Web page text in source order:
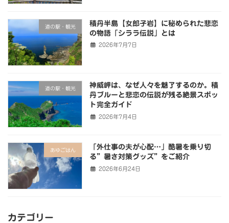
道の駅・観光
積丹半島【女郎子岩】に秘められた悲恋
の物語「シララ伝説」とは
2026年7月7日
道の駅・観光
神威岬は、なぜ人々を魅了するのか。積
丹ブルーと悲恋の伝説が残る絶景スポッ
ト完全ガイド
2026年7月4日
あゆごはん
「外仕事の夫が心配…」酷暑を乗り切
る”暑さ対策グッズ”をご紹介
2026年6月24日
カテゴリー